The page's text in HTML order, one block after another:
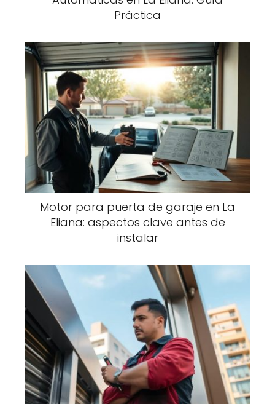
Práctica
Motor para puerta de garaje en La
Eliana: aspectos clave antes de
instalar